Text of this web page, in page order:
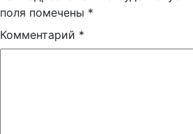
поля помечены *
Комментарий *